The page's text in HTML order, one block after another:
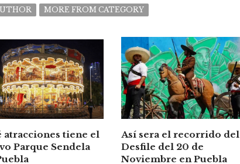
MORE FROM CATEGORY
atracciones tiene el
Parque Sendela
Así sera el recorrido del
Desfile del 20 de
Noviembre en Puebla